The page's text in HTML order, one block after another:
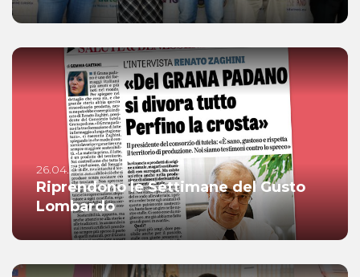
26.04.2022
Riprendono le Settimane del Gusto
Lombardo